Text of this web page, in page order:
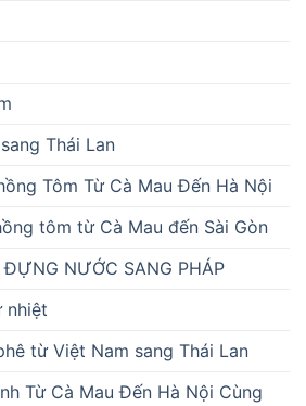
Thái Lan
Tôm Từ Cà Mau Đến Hà Nội
tôm từ Cà Mau đến Sài Gòn
NƯỚC SANG PHÁP
nhiệt
từ Việt Nam sang Thái Lan
Từ Cà Mau Đến Hà Nội Cùng